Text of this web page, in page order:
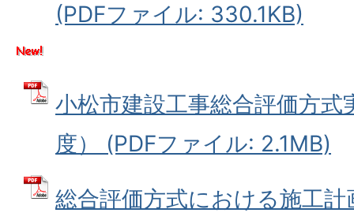
(PDFファイル: 330.1KB)
小松市建設工事総合評価方式
度） (PDFファイル: 2.1MB)
総合評価方式における施工